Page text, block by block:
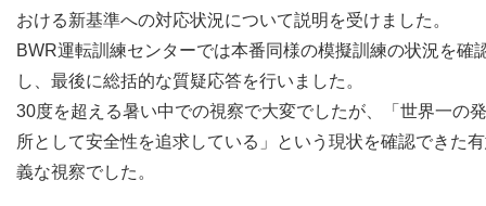
おける新基準への対応状況について説明を受けました。
BWR運転訓練センターでは本番同様の模擬訓練の状況を確
し、最後に総括的な質疑応答を行いました。
30度を超える暑い中での視察で大変でしたが、「世界一の
所として安全性を追求している」という現状を確認できた
義な視察でした。